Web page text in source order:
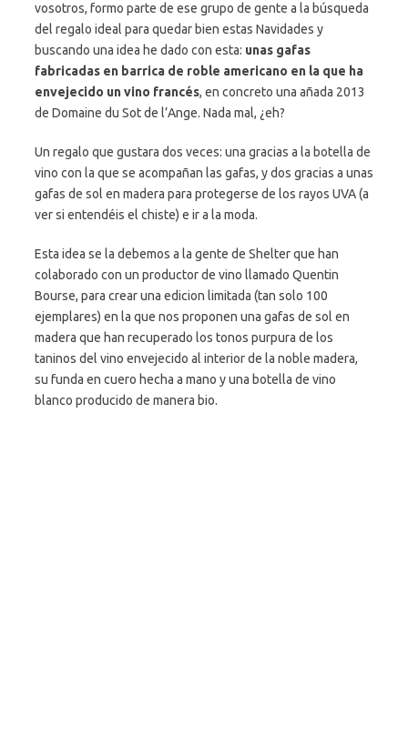
vosotros, formo parte de ese grupo de gente a la búsqueda
del regalo ideal para quedar bien estas Navidades y
buscando una idea he dado con esta: unas gafas
fabricadas en barrica de roble americano en la que ha
envejecido un vino francés, en concreto una añada 2013
de Domaine du Sot de l’Ange. Nada mal, ¿eh?
Un regalo que gustara dos veces: una gracias a la botella de
vino con la que se acompañan las gafas, y dos gracias a unas
gafas de sol en madera para protegerse de los rayos UVA (a
ver si entendéis el chiste) e ir a la moda.
Esta idea se la debemos a la gente de Shelter que han
colaborado con un productor de vino llamado Quentin
Bourse, para crear una edicion limitada (tan solo 100
ejemplares) en la que nos proponen una gafas de sol en
madera que han recuperado los tonos purpura de los
taninos del vino envejecido al interior de la noble madera,
su funda en cuero hecha a mano y una botella de vino
blanco producido de manera bio.